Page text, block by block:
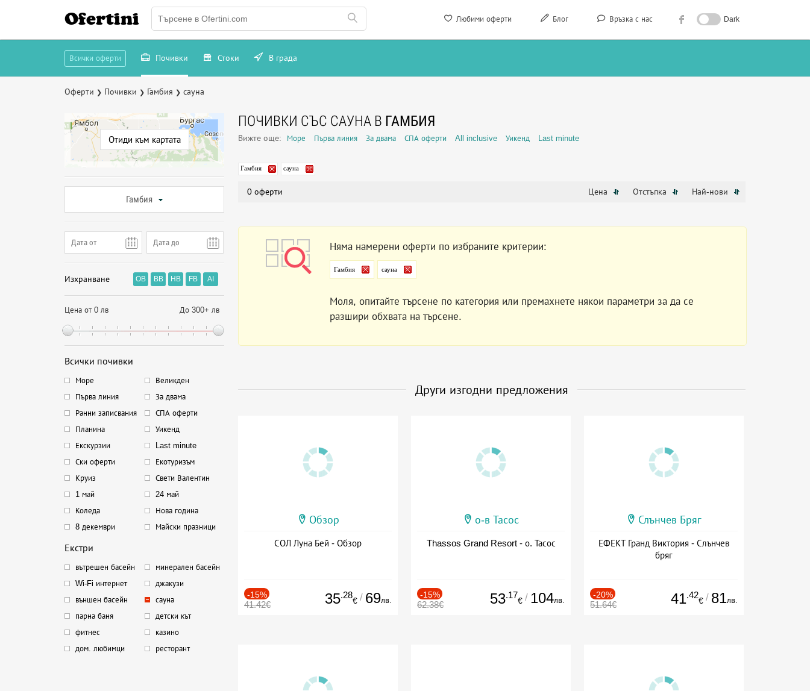
Любими оферти Блог Връзка с нас Dark
Ofertini
Всички оферти Почивки Стоки В града
Оферти ❯ Почивки ❯ Гамбия ❯ сауна
Отиди към картата
Гамбия
Изхранване OB BB HB FB AI
Цена от 0 лв До 300+ лв
Всички почивки
Море
Великден
Първа линия
За двама
Ранни записвания
СПА оферти
Планина
Уикенд
Екскурзии
Last minute
Ски оферти
Екотуризъм
Круиз
Свети Валентин
1 май
24 май
Коледа
Нова година
8 декември
Майски празници
Екстри
вътрешен басейн
минерален басейн
Wi-Fi интернет
джакузи
външен басейн
сауна
парна баня
детски кът
фитнес
казино
дом. любимци
ресторант
ПОЧИВКИ СЪС САУНА В ГАМБИЯ
Вижте още: Море Първа линия За двама СПА оферти All inclusive Уикенд Last minute
Гамбия сауна
0 оферти Цена Отстъпка Най-нови
Няма намерени оферти по избраните критерии:
Гамбия сауна
Моля, опитайте търсене по категория или премахнете някои параметри за да се
разшири обхвата на търсене.
Други изгодни предложения
Обзор
СОЛ Луна Бей - Обзор
-15%
41.42€ 35.28
€ / 69лв.
о-в Тасос
Thassos Grand Resort - о. Тасос
-15%
62.38€ 53.17
€ / 104лв.
Слънчев Бряг
ЕФЕКТ Гранд Виктория - Слънчев
бряг
-20%
51.64€ 41.42
€ / 81лв.